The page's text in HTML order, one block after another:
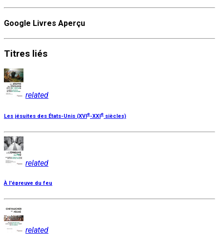
Google Livres Aperçu
Titres liés
related
Les jésuites des États-Unis (XVI e-XXI e siècles)
related
À l'épreuve du feu
related